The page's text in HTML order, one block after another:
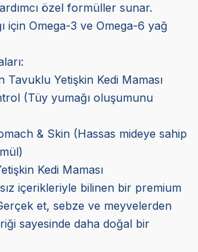
özel formüller sunar.
için Omega-3 ve Omega-6 yağ
Tavuklu Yetişkin Kedi Maması
(Tüy yumağı oluşumunu
& Skin (Hassas mideye sahip
Kedi Maması
içerikleriyle bilinen bir premium
et, sebze ve meyvelerden
sayesinde daha doğal bir